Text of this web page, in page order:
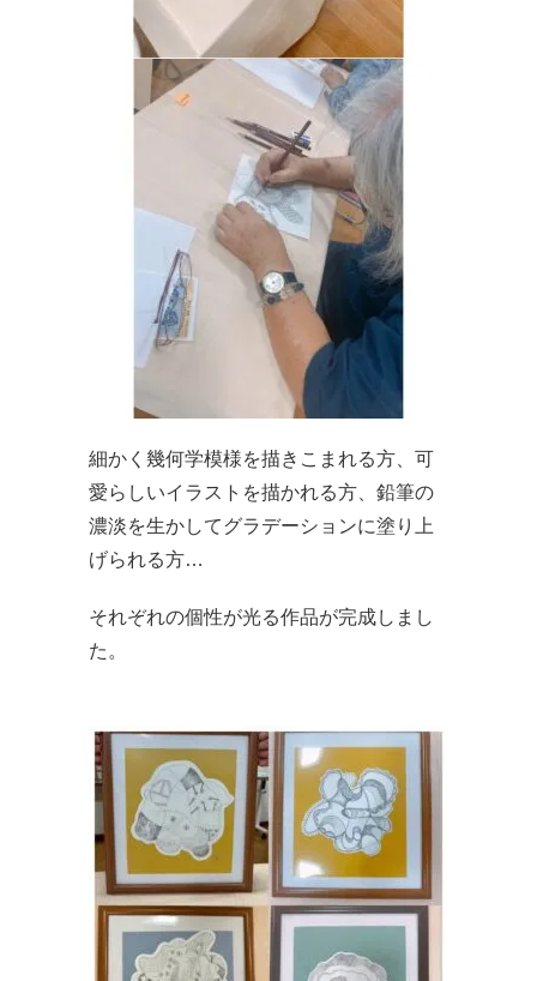
細かく幾何学模様を描きこまれる方、可
愛らしいイラストを描かれる方、鉛筆の
濃淡を生かしてグラデーションに塗り上
げられる方…
それぞれの個性が光る作品が完成しまし
た。